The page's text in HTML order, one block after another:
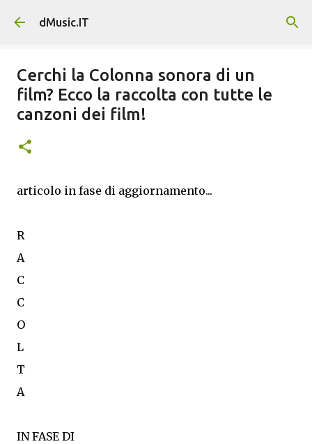
Passa ai contenuti principali
dMusic.IT
Cerchi la Colonna sonora di un
film? Ecco la raccolta con tutte le
canzoni dei film!
articolo in fase di aggiornamento...
R
A
C
C
O
L
T
A
IN FASE DI